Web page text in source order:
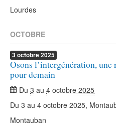
Lourdes
OCTOBRE
3 octobre2025
Osons l’intergénération,
pour demain
Du 3 au 4 octobre 2025
Du 3 au 4 octobre 2025,
Montauban